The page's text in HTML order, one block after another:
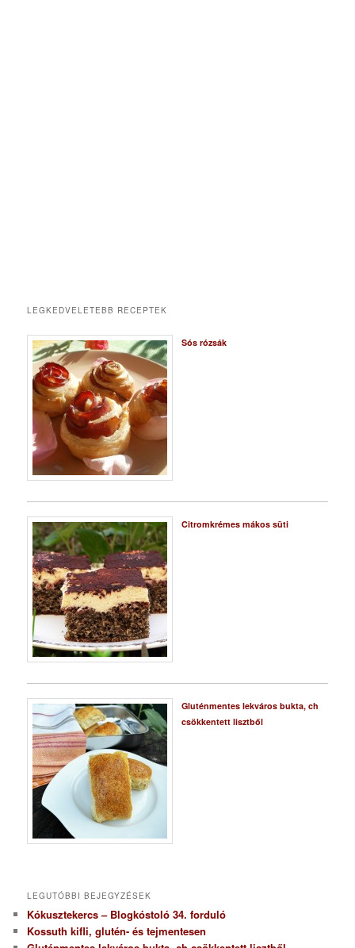
LEGKEDVELETEBB RECEPTEK
Sós rózsák
Citromkrémes mákos süti
Gluténmentes lekváros bukta, ch
csökkentett lisztből
LEGUTÓBBI BEJEGYZÉSEK
Kókusztekercs – Blogkóstoló 34. forduló
Kossuth kifli, glutén- és tejmentesen